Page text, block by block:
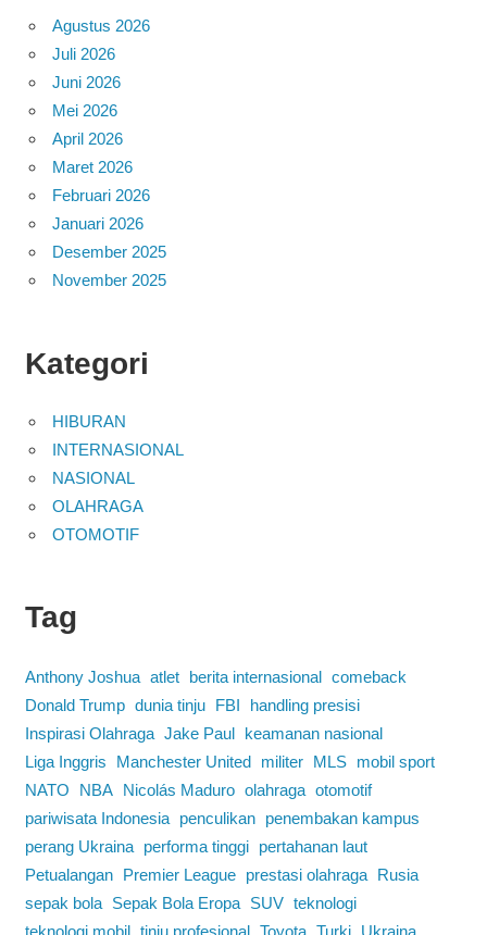
Agustus 2026
Juli 2026
Juni 2026
Mei 2026
April 2026
Maret 2026
Februari 2026
Januari 2026
Desember 2025
November 2025
Kategori
HIBURAN
INTERNASIONAL
NASIONAL
OLAHRAGA
OTOMOTIF
Tag
Anthony Joshua atlet berita internasional comeback
Donald Trump dunia tinju FBI
handling presisi
Inspirasi Olahraga Jake Paul
keamanan nasional
Liga Inggris
Manchester United militer MLS
mobil sport
NATO
NBA Nicolás Maduro olahraga otomotif
pariwisata Indonesia
penculikan
penembakan kampus
perang Ukraina
performa tinggi
pertahanan laut
Petualangan
Premier League prestasi olahraga
Rusia
sepak bola
Sepak Bola Eropa SUV teknologi
teknologi mobil tinju profesional Toyota Turki Ukraina